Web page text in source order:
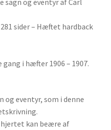
sagn og eventyr af Carl
sider – Hæftet hardback
i hæfter 1906 – 1907.
og eventyr, som i denne
kan beære af